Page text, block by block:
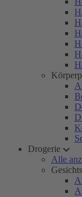
Drogerie
Alle